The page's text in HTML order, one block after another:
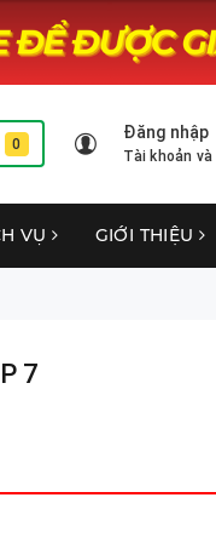
0
Đăng nhập
Tài khoản
VỤ GIỚI THIỆU
7